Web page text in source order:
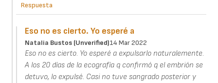
Respuesta
Eso no es cierto. Yo esperé a
Natalia Bustos (unverified)14 Mar 2022
Eso no es cierto. Yo esperé a expulsarlo naturalemente.
A los 20 días de la ecografía q confirmó q el embrión se
detuvo, lo expulsé. Casi no tuve sangrado posterior y